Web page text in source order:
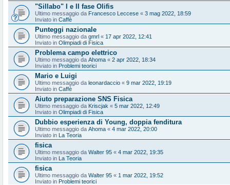
"Sillabo" I e II fase Olifis
Ultimo messaggio da Francesco Leccese « 3 mag 2022, 18:59
Inviato in Caffè
Punteggi nazionale
Ultimo messaggio da gmrl « 17 apr 2022, 12:41
Inviato in Olimpiadi di Fisica
Problema campo elettrico
Ultimo messaggio da Ahoma « 2 apr 2022, 18:34
Inviato in Problemi teorici
Mario e Luigi
Ultimo messaggio da leonardaccio « 9 mar 2022, 19:19
Inviato in Caffè
Aiuto preparazione SNS Fisica
Ultimo messaggio da Kriscjak « 5 mar 2022, 12:49
Inviato in Olimpiadi di Fisica
Dubbio esperienza di Young, doppia fenditura
Ultimo messaggio da Ahoma « 4 mar 2022, 20:00
Inviato in La Teoria
fisica
Ultimo messaggio da Walter 95 « 4 mar 2022, 19:35
Inviato in La Teoria
fisica
Ultimo messaggio da Walter 95 « 1 mar 2022, 19:52
Inviato in Problemi teorici